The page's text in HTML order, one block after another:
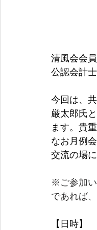
清風会会
公認会計
今回は、
厳太郎氏
ます。貴
なお月例
交流の場
※ご参加
であれば
【日時】